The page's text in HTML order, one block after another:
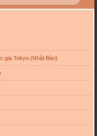
gia Tokyo (Nhật Bản)